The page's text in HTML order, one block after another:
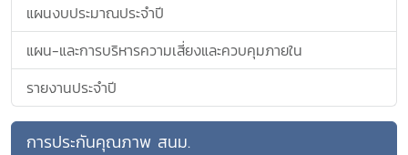
แผนงบประมาณประจำปี
แผน-และการบริหารความเสี่ยงและควบคุมภายใน
รายงานประจำปี
การประกันคุณภาพ สนม.